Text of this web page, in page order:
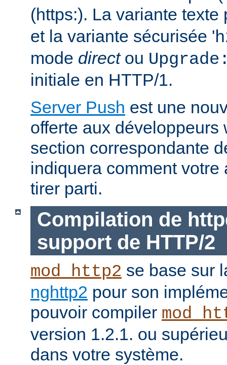
(https:). La variante texte
et la variante sécurisée '
mode directou
initiale en HTTP/1.
Server Push est une
offerte aux développeurs
section correspondante
indiquera comment
tirer parti.
Compilation de
support de HTTP/2
mod_http2 se base sur
nghttp2 pour son
pouvoir compiler
version 1.2.1. ou
dans votre système.